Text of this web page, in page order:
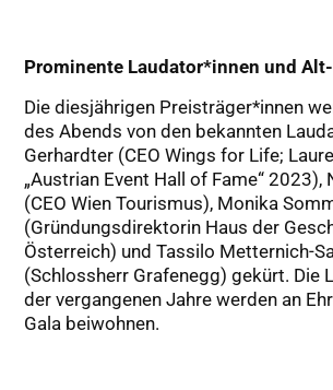
Prominente Laudator*innen und
Die diesjährigen Preisträger*innen
des Abends von den bekannten
Gerhardter (CEO Wings for Life;
„Austrian Event Hall of Fame“
(CEO Wien Tourismus), Monika
(Gründungsdirektorin Haus der
Österreich) und Tassilo Metternich-
(Schlossherr Grafenegg) gekürt. Die
der vergangenen Jahre werden an
Gala beiwohnen.